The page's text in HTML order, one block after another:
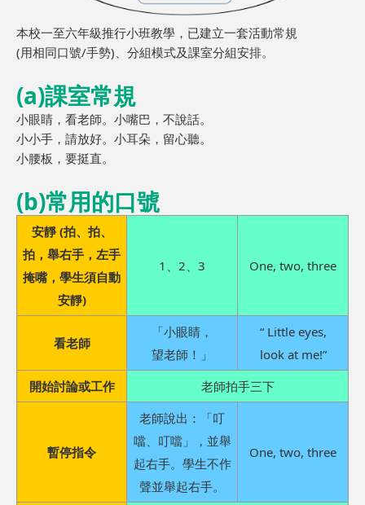
本校一至六年級推行小班教學，已建立一套活動常規
(用相同口號/手勢)、分組模式及課室分組安排。
(a)課室常規
小眼睛，看老師。小嘴巴，不說話。
小小手，請放好。小耳朵，留心聽。
小腰板，要挺直。
(b)常用的口號
安靜 (拍、拍、
拍，舉右手，左手
掩嘴，學生須自動
安靜)
1、2、3 One, two, three
看老師
「小眼睛，
望老師！」
“ Little eyes,
look at me!”
開始討論或工作
老師拍手三下
暫停指令
老師說出：「叮
噹、叮噹」，並舉
起右手。學生不作
聲並舉起右手。
One, two, three